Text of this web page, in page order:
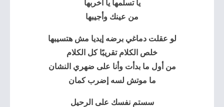
يا تسلمها يا أخربها
من عينك وأجيبها
لو عقلت دماغي برضه إيديا مش هتسيبها
خلص الكلام تقريبًا كل الكلام
من أول ما بدأت وأنا على ضهري النشان
ما موتش لسه إضرب كمان
سستم نفسك على الرحيل